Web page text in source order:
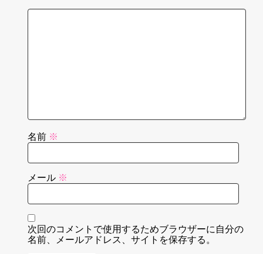
名前 ※
メール ※
次回のコメントで使用するためブラウザーに自分の
名前、メールアドレス、サイトを保存する。